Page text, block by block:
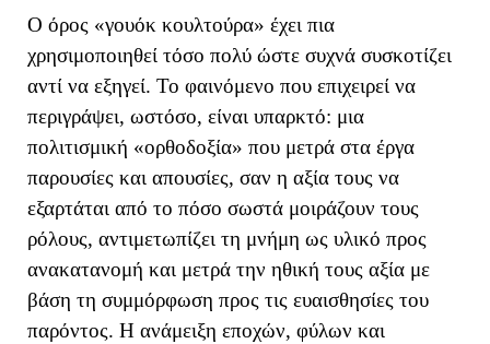
Ο όρος «γουόκ κουλτούρα» έχει πια
χρησιμοποιηθεί τόσο πολύ ώστε συχνά συσκοτίζει
αντί να εξηγεί. Το φαινόμενο που επιχειρεί να
περιγράψει, ωστόσο, είναι υπαρκτό: μια
πολιτισμική «ορθοδοξία» που μετρά στα έργα
παρουσίες και απουσίες, σαν η αξία τους να
εξαρτάται από το πόσο σωστά μοιράζουν τους
ρόλους, αντιμετωπίζει τη μνήμη ως υλικό προς
ανακατανομή και μετρά την ηθική τους αξία με
βάση τη συμμόρφωση προς τις ευαισθησίες του
παρόντος. Η ανάμειξη εποχών, φύλων και